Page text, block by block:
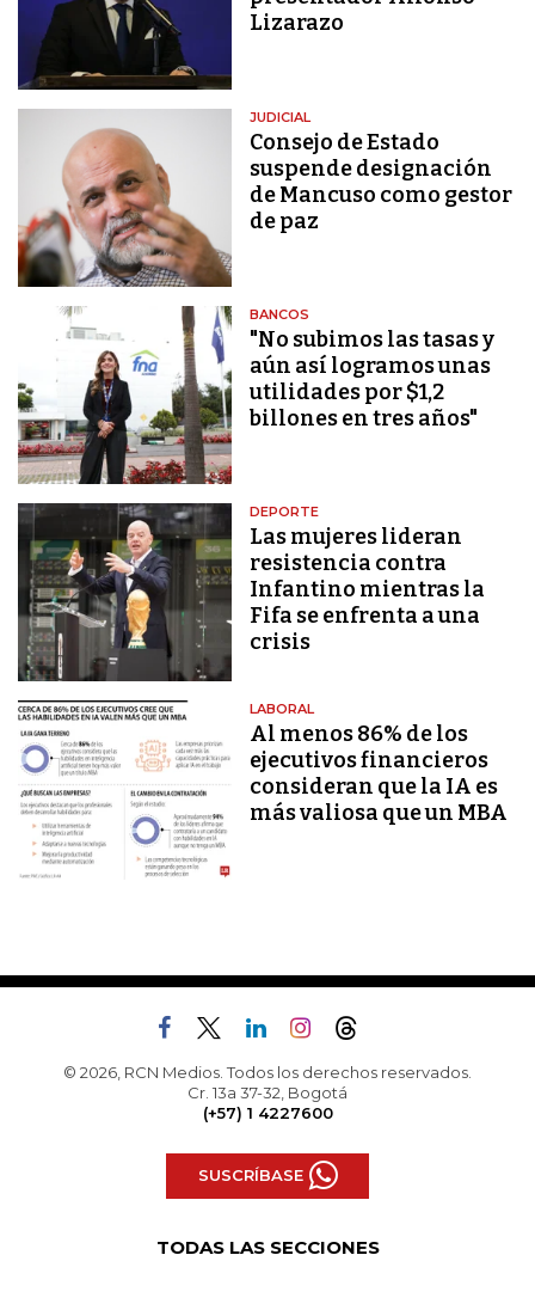
Lizarazo
JUDICIAL
Consejo de Estado
suspende designación
de Mancuso como gestor
de paz
BANCOS
"No subimos las tasas y
aún así logramos unas
utilidades por $1,2
billones en tres años"
DEPORTE
Las mujeres lideran
resistencia contra
Infantino mientras la
Fifa se enfrenta a una
crisis
LABORAL
Al menos 86% de los
ejecutivos financieros
consideran que la IA es
más valiosa que un MBA
© 2026, RCN Medios. Todos los derechos reservados.
Cr. 13a 37-32, Bogotá
(+57) 1 4227600
SUSCRÍBASE
TODAS LAS SECCIONES